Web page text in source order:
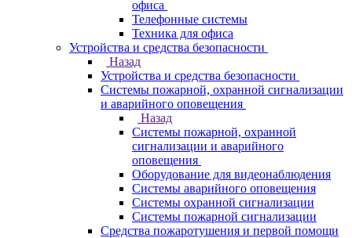
офиса
Телефонные системы
Техника для офиса
Устройства и средства безопасности
Назад
Устройства и средства безопасности
Системы пожарной, охранной сигнализации
и аварийного оповещения
Назад
Системы пожарной, охранной
сигнализации и аварийного
оповещения
Оборудование для видеонаблюдения
Системы аварийного оповещения
Системы охранной сигнализации
Системы пожарной сигнализации
Средства пожаротушения и первой помощи